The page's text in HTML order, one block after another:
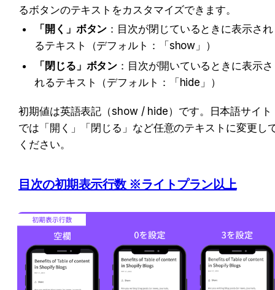
るボタンのテキストをカスタマイズできます。
「開く」ボタン ：目次が閉じているときに表示され
るテキスト（デフォルト：「show」）
「閉じる」ボタン ：目次が開いているときに表示さ
れるテキスト（デフォルト：「hide」）
初期値は英語表記（show / hide）です。日本語サイト
では「開く」「閉じる」など任意のテキストに変更し
ください。
目次の初期表示行数 ※ライトプラン以上